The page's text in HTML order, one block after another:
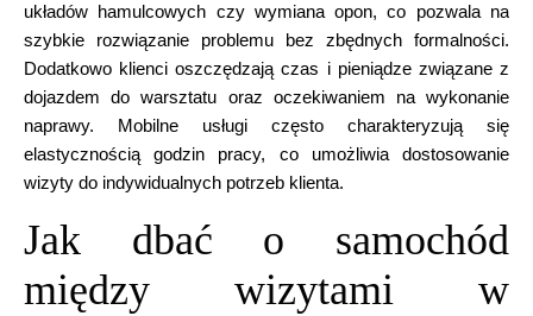
układów hamulcowych czy wymiana opon, co pozwala na
szybkie rozwiązanie problemu bez zbędnych formalności.
Dodatkowo klienci oszczędzają czas i pieniądze związane z
dojazdem do warsztatu oraz oczekiwaniem na wykonanie
naprawy. Mobilne usługi często charakteryzują się
elastycznością godzin pracy, co umożliwia dostosowanie
wizyty do indywidualnych potrzeb klienta.
Jak dbać o samochód
między wizytami w